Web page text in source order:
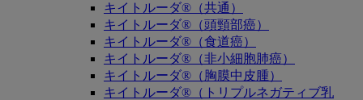
キイトルーダ®（共通）
キイトルーダ®（頭頸部癌）
キイトルーダ®（食道癌）
キイトルーダ®（非小細胞肺癌）
キイトルーダ®（胸膜中皮腫）
キイトルーダ®（トリプルネガティブ乳